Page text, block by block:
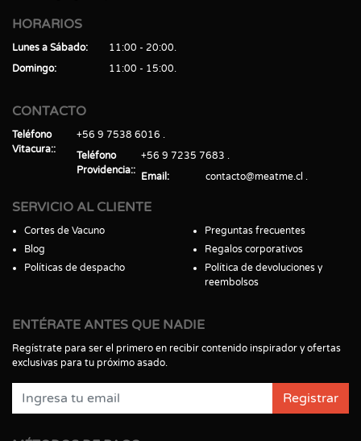
HORARIOS
Lunes a Sábado
11:00 - 20:00
Domingo
11:00 - 15:00
CONTACTO
Teléfono
Vitacura:
+56 9 7538 6016
Teléfono
Providencia:
+56 9 7235 7683
Email
contacto@meatme.cl
SERVICIO AL CLIENTE
Cortes de Vacuno
Blog
Políticas de despacho
Preguntas frecuentes
Regalos corporativos
Política de devoluciones y
reembolsos
ENTÉRATE ANTES QUE NADIE
Regístrate para ser el primero en recibir contenido inspirador y ofertas
exclusivas para tu próximo asado.
Registrar